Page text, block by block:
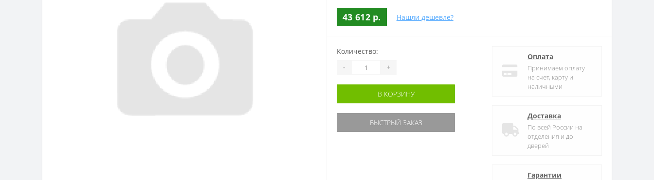
43 612 р. Нашли дешевле?
Количество:
- +
В КОРЗИНУ
БЫСТРЫЙ ЗАКАЗ
Оплата
Принимаем оплату
на счет, карту и
наличными
Доставка
По всей России на
отделения и до
дверей
Гарантии